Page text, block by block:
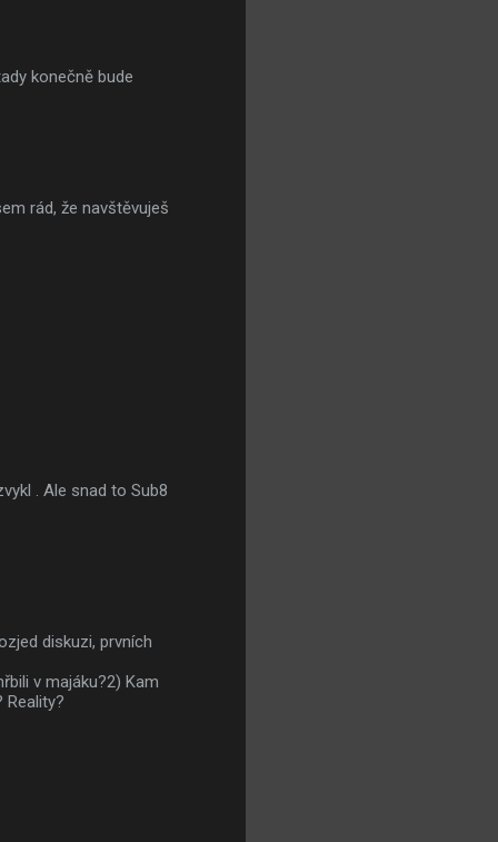
konečně bude
rád, že navštěvuješ
. Ale snad to Sub8
diskuzi, prvních
v majáku?2) Kam
Reality?